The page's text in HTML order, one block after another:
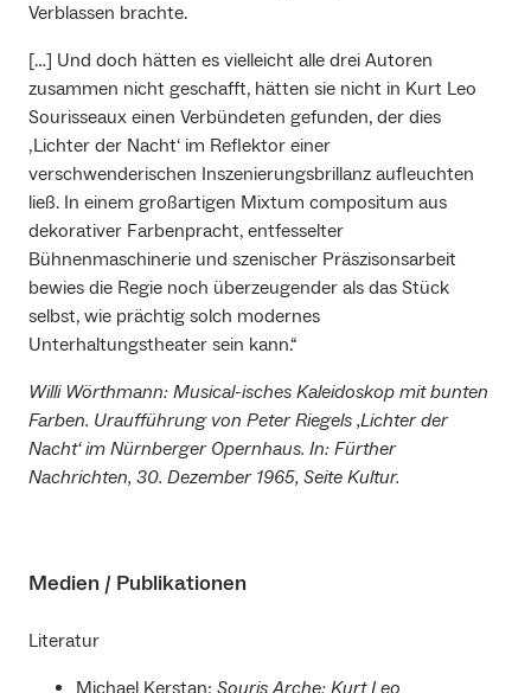
Verblassen brachte.
[…] Und doch hätten es vielleicht alle drei Autoren
zusammen nicht geschafft, hätten sie nicht in Kurt Leo
Sourisseaux einen Verbündeten gefunden, der dies
‚Lichter der Nacht‘ im Reflektor einer
verschwenderischen Inszenierungsbrillanz aufleuchten
ließ. In einem großartigen Mixtum compositum aus
dekorativer Farbenpracht, entfesselter
Bühnenmaschinerie und szenischer Präszisonsarbeit
bewies die Regie noch überzeugender als das Stück
selbst, wie prächtig solch modernes
Unterhaltungstheater sein kann.“
Willi Wörthmann: Musical-isches Kaleidoskop mit bunten
Farben. Uraufführung von Peter Riegels ‚Lichter der
Nacht‘ im Nürnberger Opernhaus. In: Fürther
Nachrichten, 30. Dezember 1965, Seite Kultur.
Medien / Publikationen
Literatur